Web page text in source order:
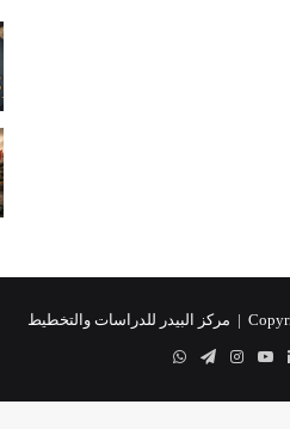
مركز البيدر للدراسات والتخطيط
لينكدإن‫YouTubeانستقرام
تيلقرامواتساب